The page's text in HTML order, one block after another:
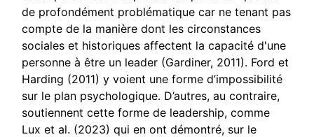
de profondément problématique car ne tenant pas
compte de la manière dont les circonstances
sociales et historiques affectent la capacité d'une
personne à être un leader (Gardiner, 2011). Ford et
Harding (2011) y voient une forme d’impossibilité
sur le plan psychologique. D’autres, au contraire,
soutiennent cette forme de leadership, comme
Lux et al. (2023) qui en ont démontré, sur le